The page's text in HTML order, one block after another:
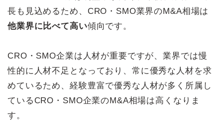
長も見込めるため、CRO・SMO業界のM&A相場は
他業界に比べて高い傾向です。
CRO・SMO企業は人材が重要ですが、業界では慢
性的に人材不足となっており、常に優秀な人材を求
めているため、経験豊富で優秀な人材が多く所属し
ているCRO・SMO企業のM&A相場は高くなりま
す。